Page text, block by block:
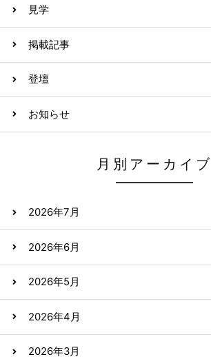
見学
掲載記事
登壇
お知らせ
月別アーカイブ
2026年7月
2026年6月
2026年5月
2026年4月
2026年3月